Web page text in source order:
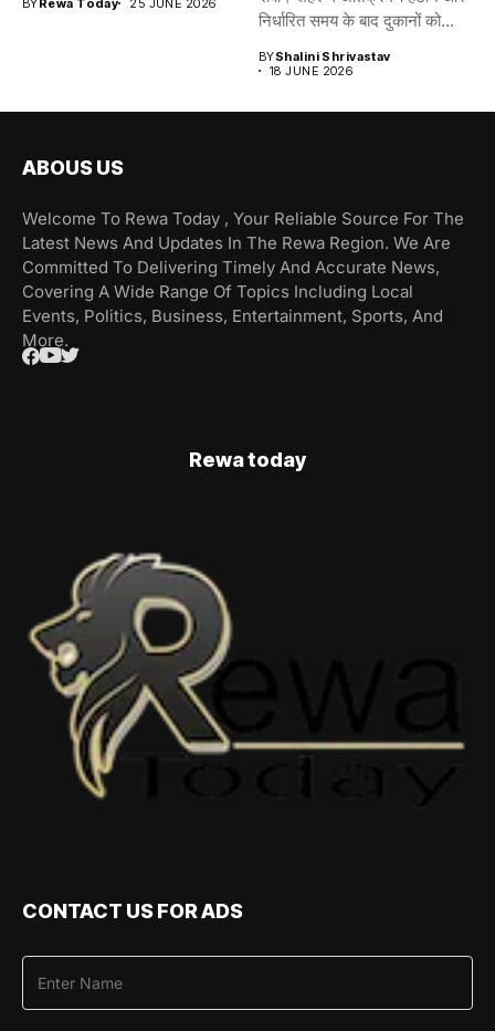
निर्धारित समय के बाद दुकानों को...
BYShalini Shrivastav
18 JUNE 2026
ABOUS US
Welcome To Rewa Today , Your Reliable Source For The
Latest News And Updates In The Rewa Region. We Are
Committed To Delivering Timely And Accurate News,
Covering A Wide Range Of Topics Including Local
Events, Politics, Business, Entertainment, Sports, And
More.
Rewa today
CONTACT US FOR ADS